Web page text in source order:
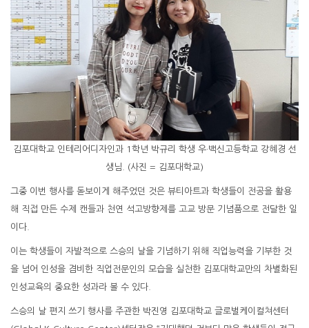
김포대학교 인테리어디자인과 1학년 박규리 학생 우·백신고등학교 강혜경 선
생님. (사진 = 김포대학교)
그중 이번 행사를 돋보이게 해주었던 것은 뷰티아트과 학생들이 전공을 활용
해 직접 만든 수제 캔들과 천연 석고방향제를 고교 방문 기념품으로 전달한 일
이다.
이는 학생들이 자발적으로 스승의 날을 기념하기 위해 직업능력을 기부한 것
을 넘어 인성을 겸비한 직업전문인의 모습을 실천한 김포대학교만의 차별화된
인성교육의 중요한 성과라 볼 수 있다.
스승의 날 편지 쓰기 행사를 주관한 박진영 김포대학교 글로벌케이컬쳐센터